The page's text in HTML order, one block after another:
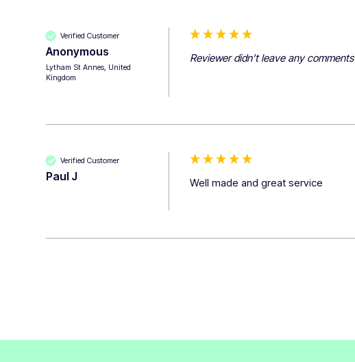
Verified Customer
Anonymous
Lytham St Annes, United
Kingdom
Reviewer didn't leave any comments
Verified Customer
Paul J Well made and great service